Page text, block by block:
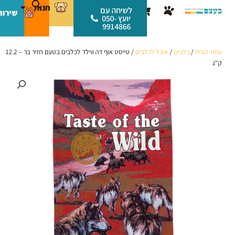
לתוכן
עגלת
קניות
לשיחה עם
יועץ 050-
9914866
חנות
עמוד הבית/ כלבים / אוכל לכלבים
/ טייסט אוף דה ווילד לכלבים בטעם חזיר בר – 12.2
ק"ג